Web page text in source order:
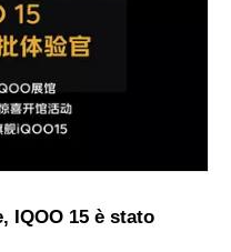
IQOO 15 è stato